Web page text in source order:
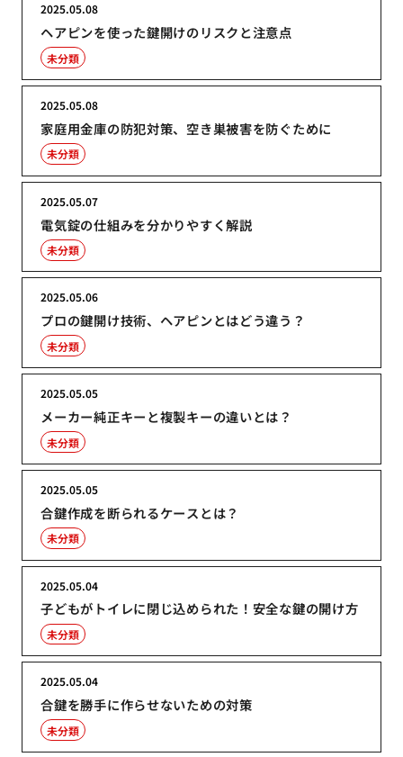
ヘアピンを使った鍵開けのリスクと注意点
2025.05.08
未分類
家庭用金庫の防犯対策、空き巣被害を防ぐために
2025.05.08
未分類
電気錠の仕組みを分かりやすく解説
2025.05.07
未分類
プロの鍵開け技術、ヘアピンとはどう違う？
2025.05.06
未分類
メーカー純正キーと複製キーの違いとは？
2025.05.05
未分類
合鍵作成を断られるケースとは？
2025.05.05
未分類
子どもがトイレに閉じ込められた！安全な鍵の開け方
2025.05.04
未分類
合鍵を勝手に作らせないための対策
2025.05.04
未分類